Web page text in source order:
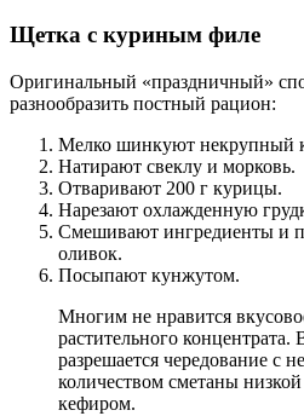
Щетка с куриным филе
Оригинальный «праздничный»
разнообразить постный рацион:
Мелко шинкуют некрупный
Натирают свеклу и морковь.
Отваривают 200 г курицы.
Нарезают охлажденную
Смешивают ингредиенты и
оливок.
Посыпают кунжутом.
Многим не нравится
растительного концентрата.
разрешается чередование с
количеством сметаны
кефиром.